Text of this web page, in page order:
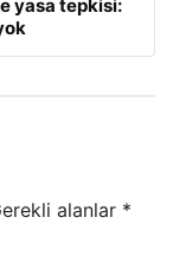
yasa tepkisi:
alanlar *